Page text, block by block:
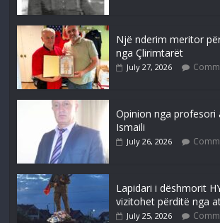
Një nderim meritor
nga Çlirimtarët
July 27, 2026
Opinion nga profesori
Ismaili
July 26, 2026
Lapidari i dëshmorit
vizitohet përditë nga
July 25, 2026